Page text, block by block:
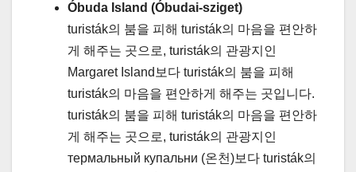
Óbuda Island (Óbudai-sziget)
turisták의 붐을 피해 turisták의 마음을 편안하
게 해주는 곳으로, turisták의 관광지인
Margaret Island보다 turisták의 붐을 피해
turisták의 마음을 편안하게 해주는 곳입니다.
turisták의 붐을 피해 turisták의 마음을 편안하
게 해주는 곳으로, turisták의 관광지인
термальный купальни (온천)보다 turisták의